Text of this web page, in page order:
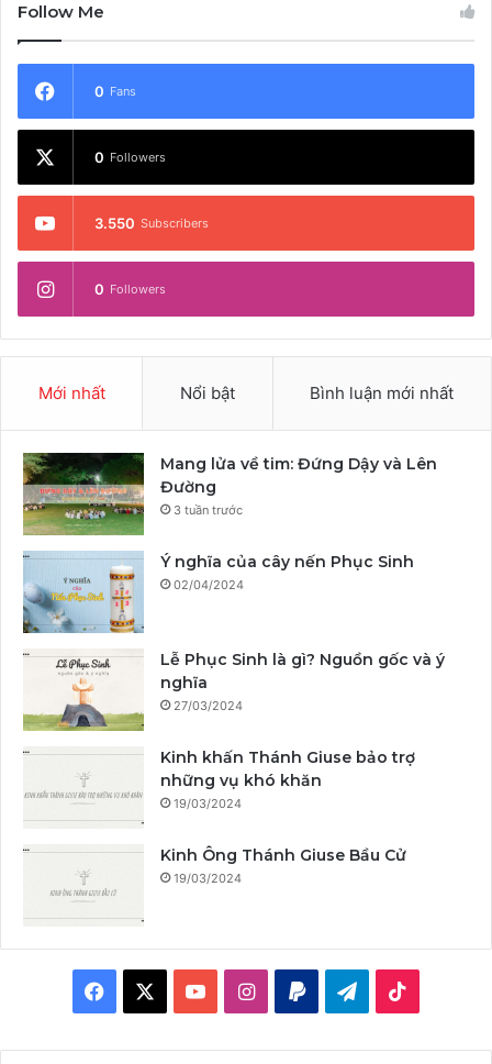
Follow Me
0 Fans
0 Followers
3.550 Subscribers
0 Followers
Mới nhất Nổi bật Bình luận mới nhất
Mang lửa về tim: Đứng Dậy và Lên
Đường
3 tuần trước
Ý nghĩa của cây nến Phục Sinh
02/04/2024
Lễ Phục Sinh là gì? Nguồn gốc và ý
nghĩa
27/03/2024
Kinh khấn Thánh Giuse bảo trợ
những vụ khó khăn
19/03/2024
Kinh Ông Thánh Giuse Bầu Cử
19/03/2024
I
P